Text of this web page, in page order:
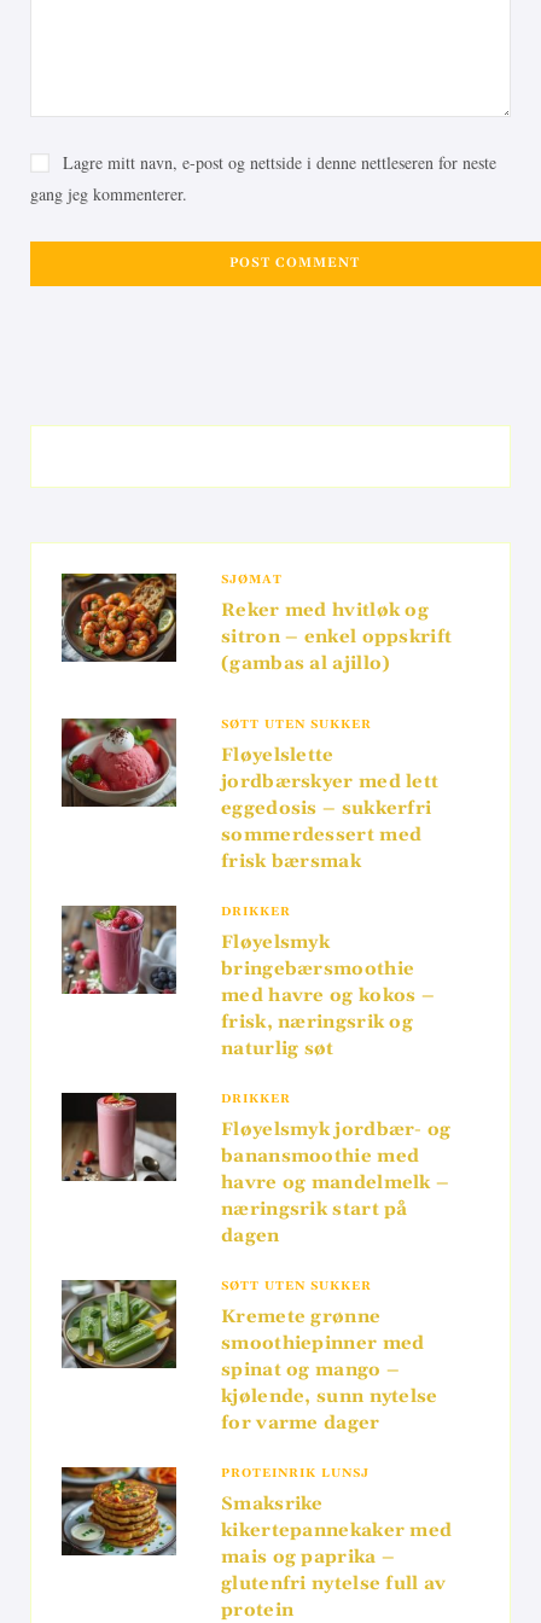
Lagre mitt navn, e-post og nettside i denne nettleseren for neste
gang jeg kommenterer.
SJØMAT
Reker med hvitløk og
sitron – enkel oppskrift
(gambas al ajillo)
SØTT UTEN SUKKER
Fløyelslette
jordbærskyer med lett
eggedosis – sukkerfri
sommerdessert med
frisk bærsmak
DRIKKER
Fløyelsmyk
bringebærsmoothie
med havre og kokos –
frisk, næringsrik og
naturlig søt
DRIKKER
Fløyelsmyk jordbær- og
banansmoothie med
havre og mandelmelk –
næringsrik start på
dagen
SØTT UTEN SUKKER
Kremete grønne
smoothiepinner med
spinat og mango –
kjølende, sunn nytelse
for varme dager
PROTEINRIK LUNSJ
Smaksrike
kikertepannekaker med
mais og paprika –
glutenfri nytelse full av
protein